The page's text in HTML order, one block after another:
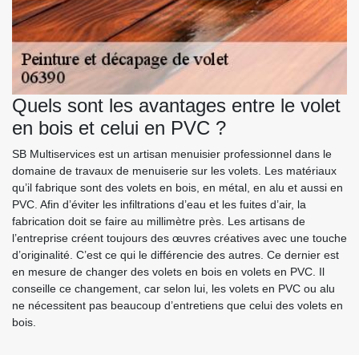
Quels sont les avantages entre le volet
en bois et celui en PVC ?
SB Multiservices est un artisan menuisier professionnel dans le
domaine de travaux de menuiserie sur les volets. Les matériaux
qu’il fabrique sont des volets en bois, en métal, en alu et aussi en
PVC. Afin d’éviter les infiltrations d’eau et les fuites d’air, la
fabrication doit se faire au millimètre près. Les artisans de
l’entreprise créent toujours des œuvres créatives avec une touche
d’originalité. C’est ce qui le différencie des autres. Ce dernier est
en mesure de changer des volets en bois en volets en PVC. Il
conseille ce changement, car selon lui, les volets en PVC ou alu
ne nécessitent pas beaucoup d’entretiens que celui des volets en
bois.